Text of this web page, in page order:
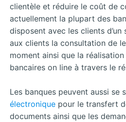
clientèle et réduire le coût de
actuellement la plupart des
disposent avec les clients
aux clients la consultation de
moment ainsi que la
bancaires on line à travers le
Les banques peuvent aussi se
électronique pour le transfert
documents ainsi que les